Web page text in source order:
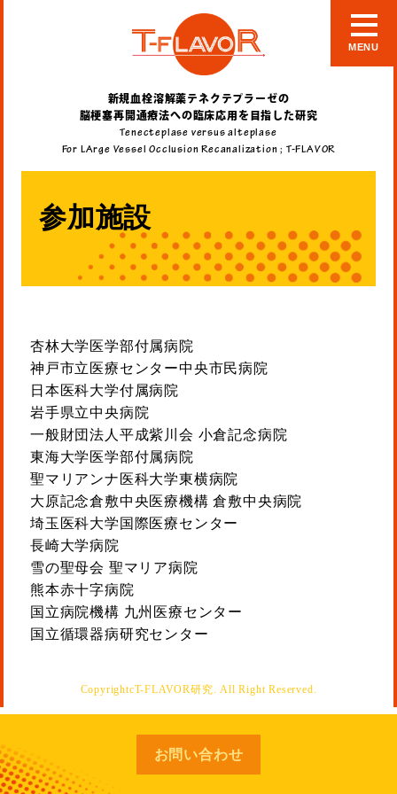
MENU
新規血栓溶解薬テネクテプラーゼの
脳梗塞再開通療法への臨床応用を目指した研究
Tenecteplase versus alteplase
For LArge Vessel Occlusion Recanalization ; T-FLAVOR
参加施設
杏林大学医学部付属病院
神戸市立医療センター中央市民病院
日本医科大学付属病院
岩手県立中央病院
一般財団法人平成紫川会 小倉記念病院
東海大学医学部付属病院
聖マリアンナ医科大学東横病院
大原記念倉敷中央医療機構 倉敷中央病院
埼玉医科大学国際医療センター
長崎大学病院
雪の聖母会 聖マリア病院
熊本赤十字病院
国立病院機構 九州医療センター
国立循環器病研究センター
CopyrightcT-FLAVOR研究. All Right Reserved.
お問い合わせ